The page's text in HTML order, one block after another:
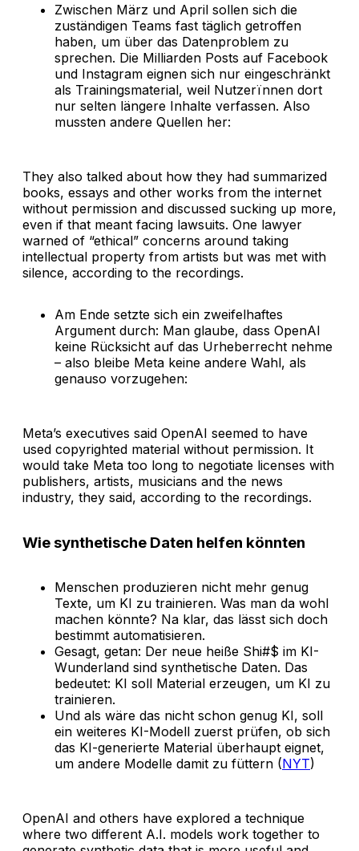
Zwischen März und April sollen sich die
zuständigen Teams fast täglich getroffen
haben, um über das Datenproblem zu
sprechen. Die Milliarden Posts auf Facebook
und Instagram eignen sich nur eingeschränkt
als Trainingsmaterial, weil Nutzerïnnen dort
nur selten längere Inhalte verfassen. Also
mussten andere Quellen her:
They also talked about how they had summarized
books, essays and other works from the internet
without permission and discussed sucking up more,
even if that meant facing lawsuits. One lawyer
warned of “ethical” concerns around taking
intellectual property from artists but was met with
silence, according to the recordings.
Am Ende setzte sich ein zweifelhaftes
Argument durch: Man glaube, dass OpenAI
keine Rücksicht auf das Urheberrecht nehme
– also bleibe Meta keine andere Wahl, als
genauso vorzugehen:
Meta’s executives said OpenAI seemed to have
used copyrighted material without permission. It
would take Meta too long to negotiate licenses with
publishers, artists, musicians and the news
industry, they said, according to the recordings.
Wie synthetische Daten helfen könnten
Menschen produzieren nicht mehr genug
Texte, um KI zu trainieren. Was man da wohl
machen könnte? Na klar, das lässt sich doch
bestimmt automatisieren.
Gesagt, getan: Der neue heiße Shi#$ im KI-
Wunderland sind synthetische Daten. Das
bedeutet: KI soll Material erzeugen, um KI zu
trainieren.
Und als wäre das nicht schon genug KI, soll
ein weiteres KI-Modell zuerst prüfen, ob sich
das KI-generierte Material überhaupt eignet,
um andere Modelle damit zu füttern (NYT)
OpenAI and others have explored a technique
where two different A.I. models work together to